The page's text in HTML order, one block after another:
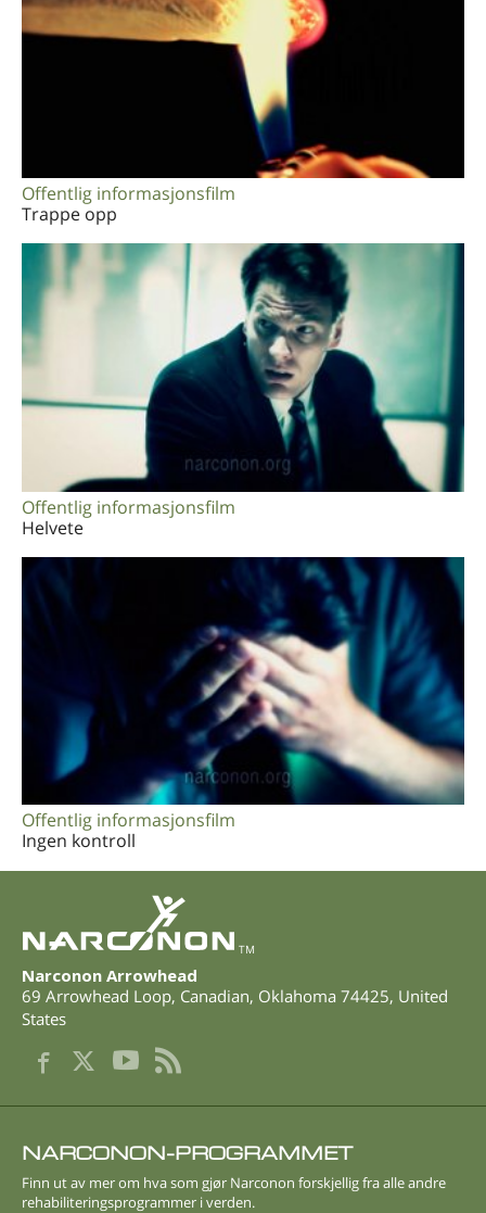
Offentlig informasjonsfilm
Trappe opp
Offentlig informasjonsfilm
Helvete
Offentlig informasjonsfilm
Ingen kontroll
TM
Narconon Arrowhead
69 Arrowhead Loop, Canadian, Oklahoma 74425, United
States
NARCONON-PROGRAMMET
Finn ut av mer om hva som gjør Narconon forskjellig fra alle andre
rehabiliterings­programmer i verden.